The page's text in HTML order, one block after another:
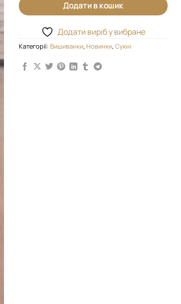
Додати в кошик
Додати виріб у вибране
Категорії: Вишиванки, Новинки, Сукні